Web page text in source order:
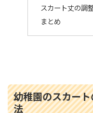
スカート丈の調
まとめ
幼稚園のスカー
法